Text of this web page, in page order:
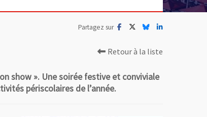
Partagez sur Facebook
, Ouvre une nouvelle fenêtre
Twitter
, Ouvre une nouvelle
Bluesky
, Ouvre une
LinkedIn
, Ouvre une
Retour à la liste
show ». Une soirée festive et conviviale
périscolaires de l’année.